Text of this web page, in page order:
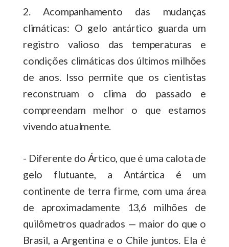
2. Acompanhamento das mudanças
climáticas: O gelo antártico guarda um
registro valioso das temperaturas e
condições climáticas dos últimos milhões
de anos. Isso permite que os cientistas
reconstruam o clima do passado e
compreendam melhor o que estamos
vivendo atualmente.
- Diferente do Ártico, que é uma calota de
gelo flutuante, a Antártica é um
continente de terra firme, com uma área
de aproximadamente 13,6 milhões de
quilômetros quadrados — maior do que o
Brasil, a Argentina e o Chile juntos. Ela é